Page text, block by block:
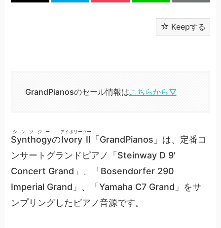
Keepする
GrandPianosのセール情報はこちらから▽
Synthogy
シンソジー
のIvory II
アイボリーツー
「GrandPianos」は、定番コ
ンサートグランドピアノ「Steinway D 9′
Concert Grand」、「Bosendorfer 290
Imperial Grand」、「Yamaha C7 Grand」をサ
ンプリングしたピアノ音源です。